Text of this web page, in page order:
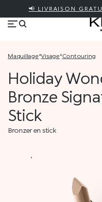
📢 LIVRAISON
maquillage* visage* contouring
Holiday
Bronze
Stick
Bronzer en stick